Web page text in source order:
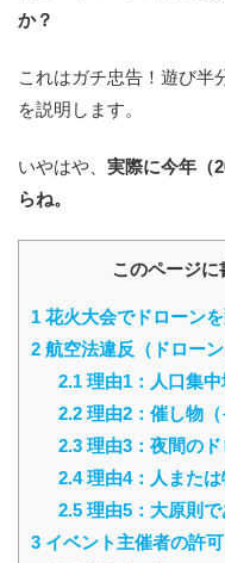
か？
これはガチ忠告！遊び半
を説明します。
いやはや、 実際に今年（
らね。
このページに
1 花火大会でドローン
2 航空法違反（ドローン
2.1理由1：人口集中
2.2理由2：催し物（
2.3理由3：夜間のド
2.4理由4：人または
2.5理由5：大原則で
3 イベント主催者の許可